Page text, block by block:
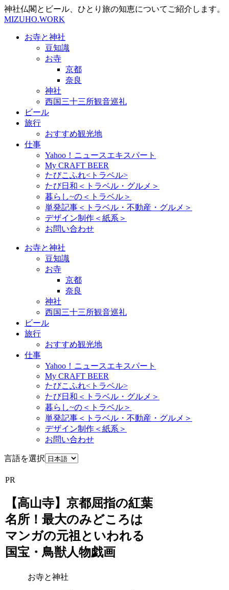
神社仏閣とビール、ひとり旅の知恵についてご紹介します。
MIZUHO.WORK
お寺と神社
豆知識
お寺
京都
奈良
神社
西国三十三所観音巡礼
ビール
旅行
おすすめ観光地
仕事
Yahoo！ニュースエキスパート
My CRAFT BEER
たびこふれ<トラベル>
たび日和＜トラベル・グルメ＞
暮らし~の＜トラベル＞
単発記事＜トラベル・不動産・グルメ＞
デザイン制作＜紙系＞
お問い合わせ
お寺と神社
豆知識
お寺
京都
奈良
神社
西国三十三所観音巡礼
ビール
旅行
おすすめ観光地
仕事
Yahoo！ニュースエキスパート
My CRAFT BEER
たびこふれ<トラベル>
たび日和＜トラベル・グルメ＞
暮らし~の＜トラベル＞
単発記事＜トラベル・不動産・グルメ＞
デザイン制作＜紙系＞
お問い合わせ
言語を選択
PR
【高山寺】京都屈指の紅葉
名所！最大のみどころは
マンガの元祖といわれる
国宝・鳥獣人物戯画
お寺と神社